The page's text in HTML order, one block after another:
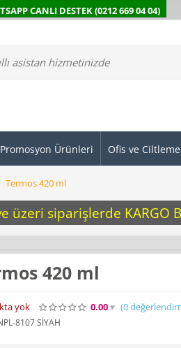
CANLI DESTEK (0212 669 04 04)
Promosyon Ürünleri Ofis ve
Termos 420 ml
üzeri siparişlerde KARGO
420 ml
yok 0.00 (0
8107 SİYAH